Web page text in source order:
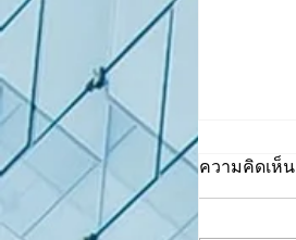
ความคิดเห็น